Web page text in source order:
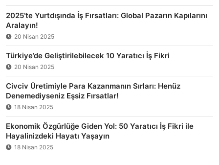
2025’te Yurtdışında İş Fırsatları: Global Pazarın Kapılarını
Aralayın!
20 Nisan 2025
Türkiye’de Geliştirilebilecek 10 Yaratıcı İş Fikri
20 Nisan 2025
Civciv Üretimiyle Para Kazanmanın Sırları: Henüz
Denemediyseniz Eşsiz Fırsatlar!
18 Nisan 2025
Ekonomik Özgürlüğe Giden Yol: 50 Yaratıcı İş Fikri ile
Hayalinizdeki Hayatı Yaşayın
18 Nisan 2025